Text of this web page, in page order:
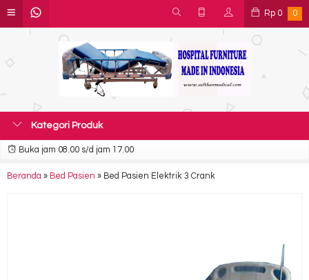
Rp 0 0
Kategori Produk
Buka jam 08.00 s/d jam 17.00
Beranda » Bed Pasien » Bed Pasien Elektrik 3 Crank